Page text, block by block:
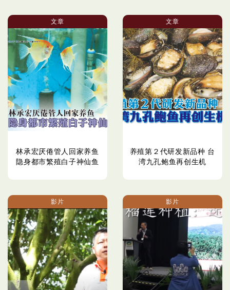
文章
林承宏厌倦管人回家养鱼
隐身都市繁殖白子神仙鱼
文章
养殖第２代研发新品种 台
湾九孔鲍鱼再创生机
影片 影片